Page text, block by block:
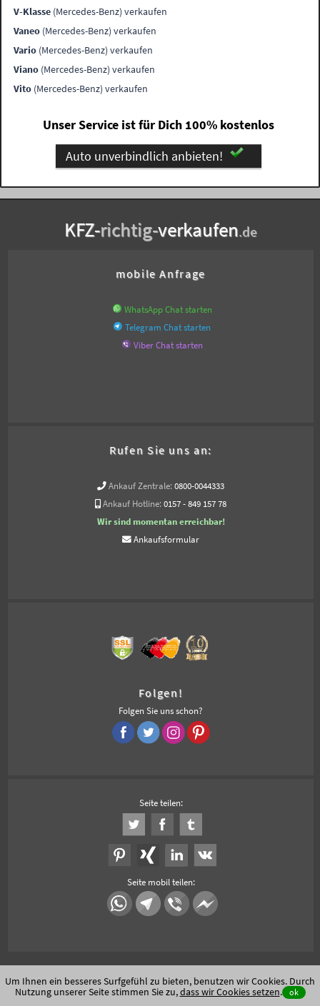
V-Klasse (Mercedes-Benz) verkaufen
Vaneo (Mercedes-Benz) verkaufen
Vario (Mercedes-Benz) verkaufen
Viano (Mercedes-Benz) verkaufen
Vito (Mercedes-Benz) verkaufen
Unser Service ist für Dich 100% kostenlos
Auto unverbindlich anbieten!
KFZ-richtig-verkaufen.de
mobile Anfrage
WhatsApp Chat starten
Telegram Chat starten
Viber Chat starten
Rufen Sie uns an:
Ankauf Zentrale: 0800-0044333
Ankauf Hotline: 0157 - 849 157 78
Wir sind momentan erreichbar!
Ankaufsformular
Folgen!
Folgen Sie uns schon?
Seite teilen:
Seite mobil teilen:
Um Ihnen ein besseres Surfgefühl zu bieten, benutzen wir Cookies. Durch
Nutzung unserer Seite stimmen Sie zu,dass wir Cookies setzen. ok